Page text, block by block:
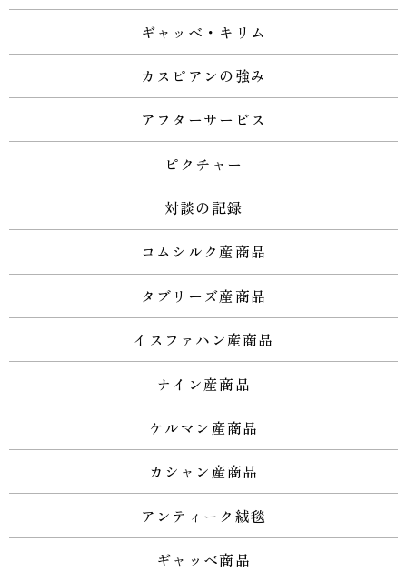
ギャッベ・キリム
カスピアンの強み
アフターサービス
ピクチャー
対談の記録
コムシルク産商品
タブリーズ産商品
イスファハン産商品
ナイン産商品
ケルマン産商品
カシャン産商品
アンティーク絨毯
ギャッベ商品